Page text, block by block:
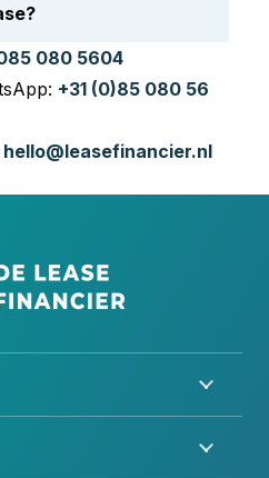
080 5604
+31 (0)85 080 56
hello@leasefinancier.nl